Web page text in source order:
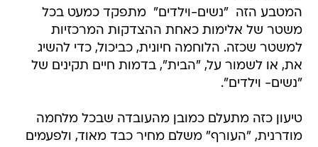
המטבע הזה  "נשים-וילדים"  מתפקד כמעט בכל
משטר של אלימות כאחת ההצדקות המרכזיות
למשטר שכזה. הלוחמה חיונית, כביכול, כדי להשיג
את, או לשמור על, "הבית", בדמות חיים תקינים של
"נשים- וילדים".
טיעון כזה מתעלם כמובן מהעובדה שבכל מלחמה
מודרנית, "העורף" משלם מחיר כבד מאוד, ולפעמים